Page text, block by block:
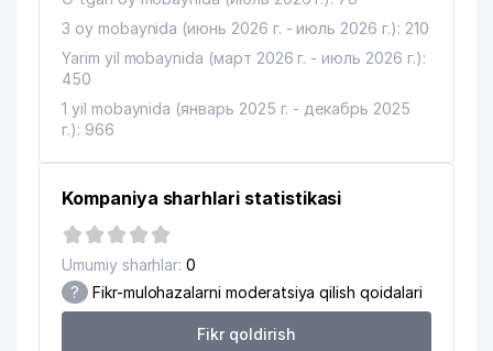
3 oy mobaynida (июнь 2026 г. - июль 2026 г.): 210
Yarim yil mobaynida (март 2026 г. - июль 2026 г.):
450
1 yil mobaynida (январь 2025 г. - декабрь 2025
г.): 966
Kompaniya sharhlari statistikasi
Umumiy sharhlar: 0
? Fikr-mulohazalarni moderatsiya qilish qoidalari
Fikr qoldirish